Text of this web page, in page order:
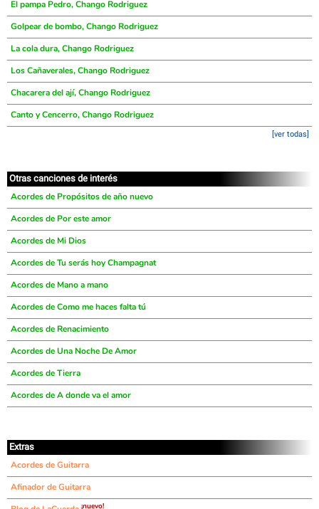
El pampa Pedro, Chango Rodriguez
Golpear de bombo, Chango Rodriguez
La cola dura, Chango Rodriguez
Los Cañaverales, Chango Rodriguez
Chacarera del ají, Chango Rodriguez
Canto y Cencerro, Chango Rodriguez
[ver todas]
Otras canciones de interés
Acordes de Propósitos de año nuevo
Acordes de Por este amor
Acordes de Mi Dios
Acordes de Tu serás hoy Champagnat
Acordes de Mano a mano
Acordes de Como me haces falta tú
Acordes de Renacimiento
Acordes de Una Noche De Amor
Acordes de Tierra
Acordes de A donde va el amor
Extras
Acordes de Guitarra
Afinador de Guitarra
¡nuevo!